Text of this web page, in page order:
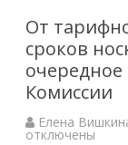
От
сроков
очередное
Комиссии
Елена
отключены